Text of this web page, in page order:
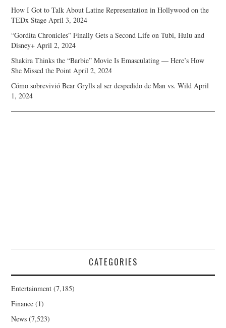
How I Got to Talk About Latine Representation in Hollywood on the
TEDx Stage April 3, 2024
“Gordita Chronicles” Finally Gets a Second Life on Tubi, Hulu and
Disney+ April 2, 2024
Shakira Thinks the “Barbie” Movie Is Emasculating — Here’s How
She Missed the Point April 2, 2024
Cómo sobrevivió Bear Grylls al ser despedido de Man vs. Wild April
1, 2024
CATEGORIES
Entertainment (7,185)
Finance (1)
News (7,523)